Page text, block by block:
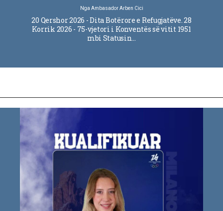
Nga Ambasador Arben Cici
20 Qershor 2026 - Dita Botërore e Refugjatëve. 28
Korrik 2026 - 75-vjetori i Konventës së vitit 1951
mbi Statusin…